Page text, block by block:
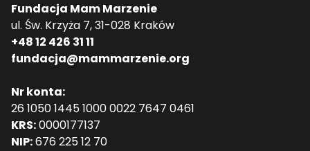
Fundacja Mam Marzenie
ul. Św. Krzyża 7, 31-028 Kraków
+48 12 426 31 11
fundacja@mammarzenie.org
Nr konta:
26 1050 1445 1000 0022 7647 0461
KRS:0000177137
NIP:676 225 12 70